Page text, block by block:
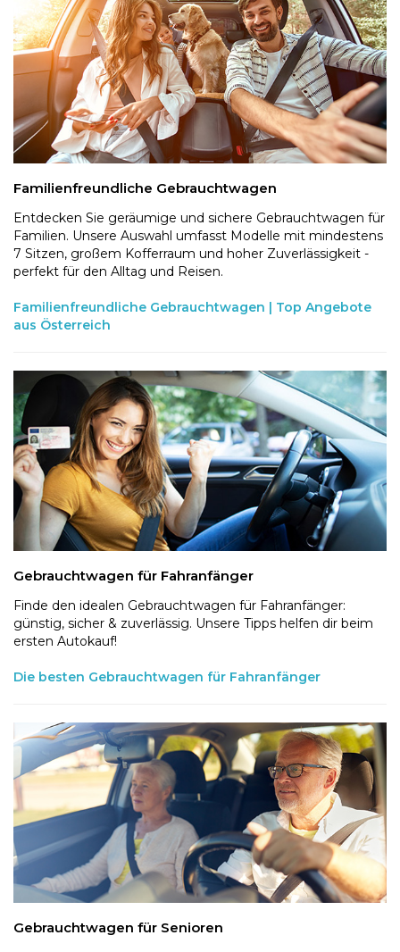
Familienfreundliche Gebrauchtwagen
Entdecken Sie geräumige und sichere Gebrauchtwagen für
Familien. Unsere Auswahl umfasst Modelle mit mindestens
7 Sitzen, großem Kofferraum und hoher Zuverlässigkeit -
perfekt für den Alltag und Reisen.
Familienfreundliche Gebrauchtwagen | Top Angebote
aus Österreich
Gebrauchtwagen für Fahranfänger
Finde den idealen Gebrauchtwagen für Fahranfänger:
günstig, sicher & zuverlässig. Unsere Tipps helfen dir beim
ersten Autokauf!
Die besten Gebrauchtwagen für Fahranfänger
Gebrauchtwagen für Senioren